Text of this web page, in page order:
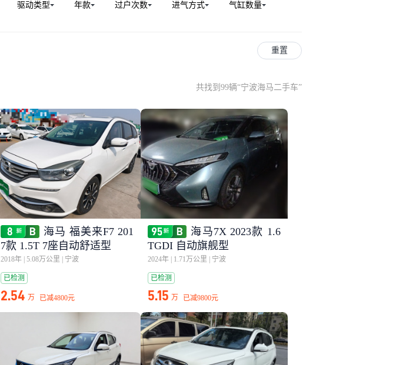
驱动类型 年款 过户次数 进气方式
气缸数量
重置
共找到99辆“宁波海马二手车”
海马 福美来F7 201
7款 1.5T 7座自动舒适型
2018年 5.08万公里 宁波
已检测
2.54 万 已减4800元
海马7X 2023款 1.6
TGDI 自动旗舰型
2024年 1.71万公里 宁波
已检测
5.15 万 已减9800元